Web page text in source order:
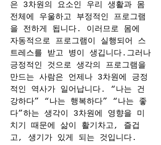
은 3차원의 요소인 우리 생활과 몸
전체에 우울하고 부정적인 프로그램
을 전하게 됩니다. 이러므로 몸에
자동적으로 프로그램이 실행되어 스
트레스를 받고 병이 생깁니다.그러나
긍정적인 것으로 생각의 프로그램을
만드는 사람은 언제나 3차원에 긍정
적인 역사가 일어납니다. “나는 건
강하다” “나는 행복하다” “나는 좋
다”하는 생각이 3차원에 영향을 미
치기 때문에 삶이 활기차고, 즐겁
고, 생기가 있게 되는 것입니다.